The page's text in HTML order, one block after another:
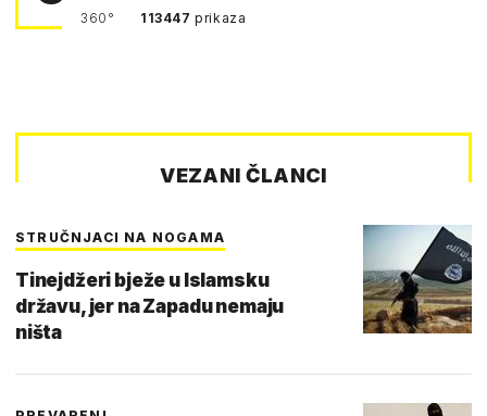
360° 113447prikaza
VEZANI ČLANCI
STRUČNJACI NA NOGAMA
Tinejdžeri bježe u Islamsku
državu, jer na Zapadu nemaju
ništa